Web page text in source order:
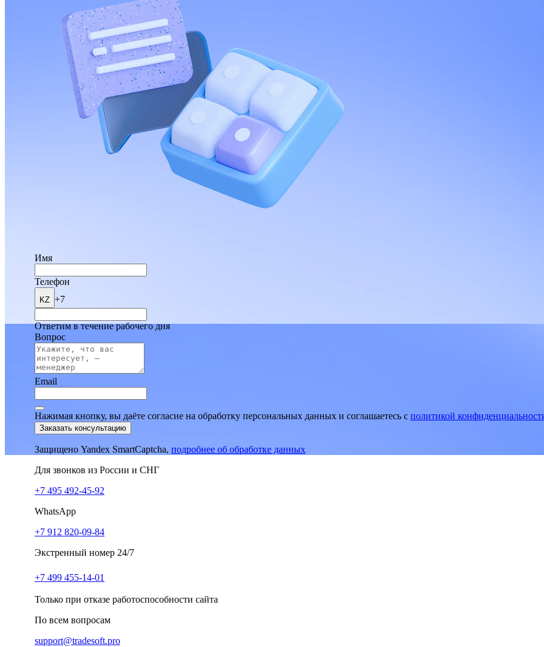
Имя
Телефон
KZ +7
Ответим в течение рабочего дня
Вопрос
Email
Нажимая кнопку, вы даёте согласие на обработку персональных данных и соглашаетесь c политикой
Заказать консультацию
Защищено Yandex SmartCaptcha, подробнее об обработке данных
Для звонков из России и СНГ
+7 495 492-45-92
WhatsApp
+7 912 820-09-84
Экстренный номер 24/7
+7 499 455-14-01
Только при отказе работоспособности сайта
По всем вопросам
support@tradesoft.pro